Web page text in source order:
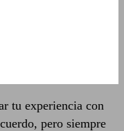
tu experiencia con
pero siempre